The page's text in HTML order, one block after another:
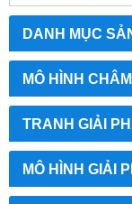
DANH MỤC
MÔ HÌNH
TRANH GIẢI
MÔ HÌNH GIẢI